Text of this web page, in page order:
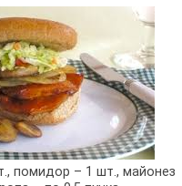
помидор – 1 шт., майонез